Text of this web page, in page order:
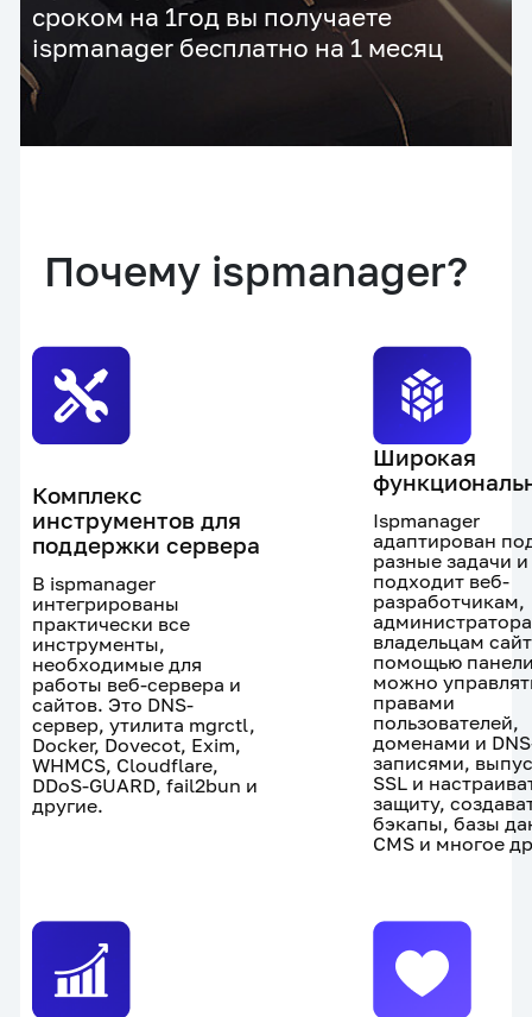
сроком на 1год вы получаете
ispmanager бесплатно на 1 месяц
Почему ispmanager?
Комплекс
инструментов для
поддержки сервера
В ispmanager
интегрированы
практически все
инструменты,
необходимые для
работы веб-сервера и
сайтов. Это DNS-
сервер, утилита mgrctl,
Docker, Dovecot, Exim,
WHMCS, Cloudflare,
DDoS-GUARD, fail2bun и
другие.
Широкая
Ispmanager
адаптирован
разные задачи и
подходит веб-
разработчикам,
владельцам
помощью
можно
правами
пользователей,
доменами и
записями,
SSL и
защиту,
бэкапы, базы
CMS и многое